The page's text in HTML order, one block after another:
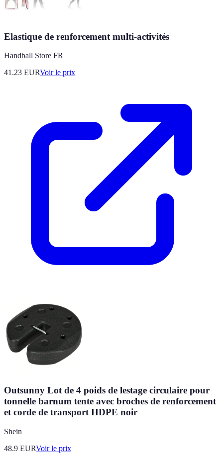
Elastique de renforcement multi-activités
Handball Store FR
41.23 EURVoir le prix
Outsunny Lot de 4 poids de lestage circulaire pour
tonnelle barnum tente avec broches de renforcement
et corde de transport HDPE noir
Shein
48.9 EURVoir le prix